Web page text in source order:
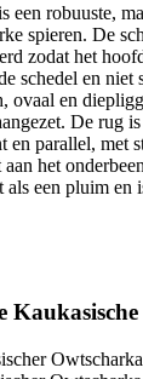
een robuuste,
spieren. De
zodat het
schedel en niet
ovaal en
De rug
en parallel, met
het
als een pluim
Owtscharka